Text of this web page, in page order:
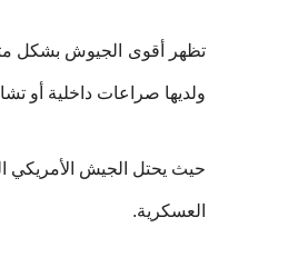
تظهر أقوى الجيوش بشكل
ولديها صراعات داخلية أو
العسكرية.